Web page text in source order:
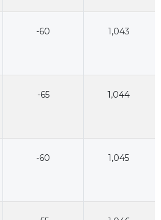
-60 1,043
-65 1,044
-60 1,045